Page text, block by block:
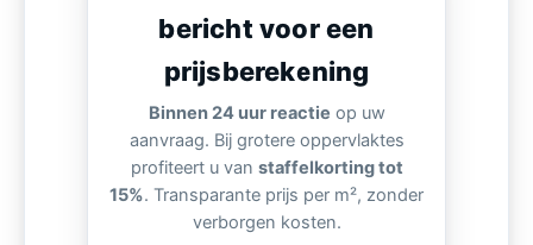
bericht voor een
prijsberekening
Binnen 24 uur reactie op uw
aanvraag. Bij grotere oppervlaktes
profiteert u van staffelkorting tot
15%. Transparante prijs per m², zonder
verborgen kosten.